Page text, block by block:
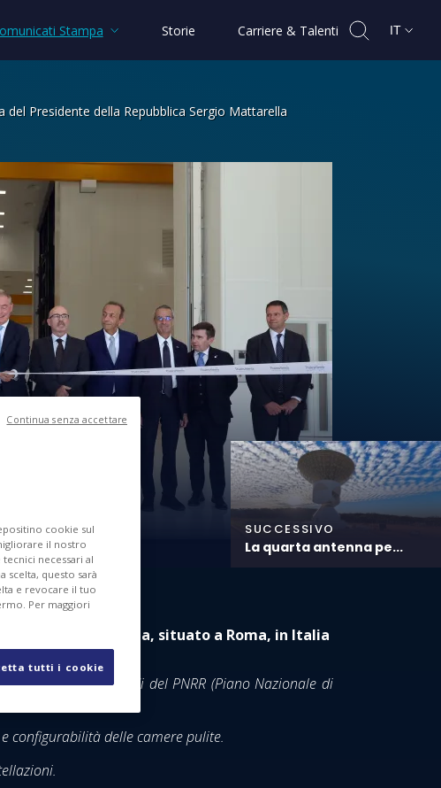
Stampa Storie Carriere & Talenti IT
del Presidente della Repubblica Sergio Mattarella
presenza del Presidente
SUCCESSIVO
La quarta antenna pe...
d'Europa, situato a Roma, in Italia
attraverso i fondi del PNRR (Piano Nazionale di
configurabilità delle camere pulite.
cookie sul
il nostro
necessari al
scelta, questo sarà
e revocare il tuo
Per maggiori
tutti i cookie
Continua senza accettare